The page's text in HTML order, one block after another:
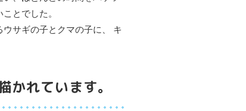
とでした。
サギの子とクマの子に、 キ
れています。